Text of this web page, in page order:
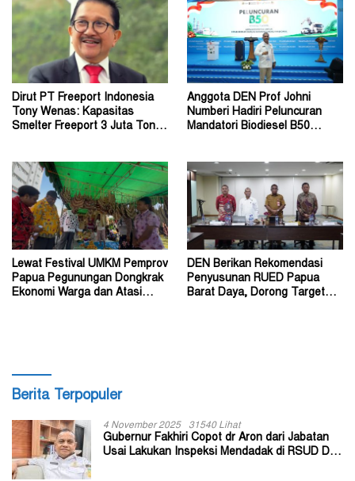
Dirut PT Freeport Indonesia
Tony Wenas: Kapasitas
Smelter Freeport 3 Juta Ton
Anggota DEN Prof Johni
Numberi Hadiri Peluncuran
Mandatori Biodiesel B50
Lewat Festival UMKM Pemprov
Papua Pegunungan Dongkrak
Ekonomi Warga dan Atasi
DEN Berikan Rekomendasi
Penyusunan RUED Papua
Barat Daya, Dorong Target
Berita Terpopuler
4 November 2025 31540 Lihat
Gubernur Fakhiri Copot dr Aron dari Jabatan
Usai Lakukan Inspeksi Mendadak di RSUD Dok